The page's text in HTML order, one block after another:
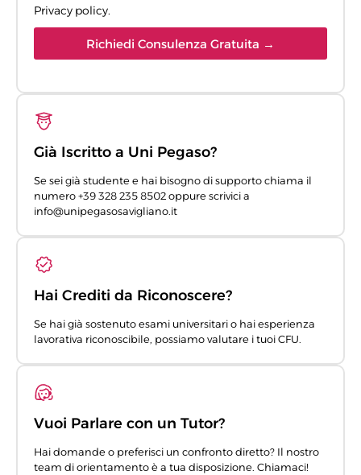
Privacy policy.
Richiedi Consulenza Gratuita →
Già Iscritto a Uni Pegaso?
Se sei già studente e hai bisogno di supporto chiama il
numero +39 328 235 8502 oppure scrivici a
info@unipegasosavigliano.it
Hai Crediti da Riconoscere?
Se hai già sostenuto esami universitari o hai esperienza
lavorativa riconoscibile, possiamo valutare i tuoi CFU.
Vuoi Parlare con un Tutor?
Hai domande o preferisci un confronto diretto? Il nostro
team di orientamento è a tua disposizione. Chiamaci!